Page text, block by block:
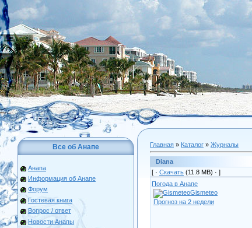
Все об Анапе
Анапа
Информация об Анапе
Форум
Гостевая книга
Вопрос / ответ
Новости Анапы
Главная » Каталог » Журналы
Diana
[ · Скачать (11.8 МВ) · ]
Погода в Анапе
Gismeteo
Прогноз на 2 недели